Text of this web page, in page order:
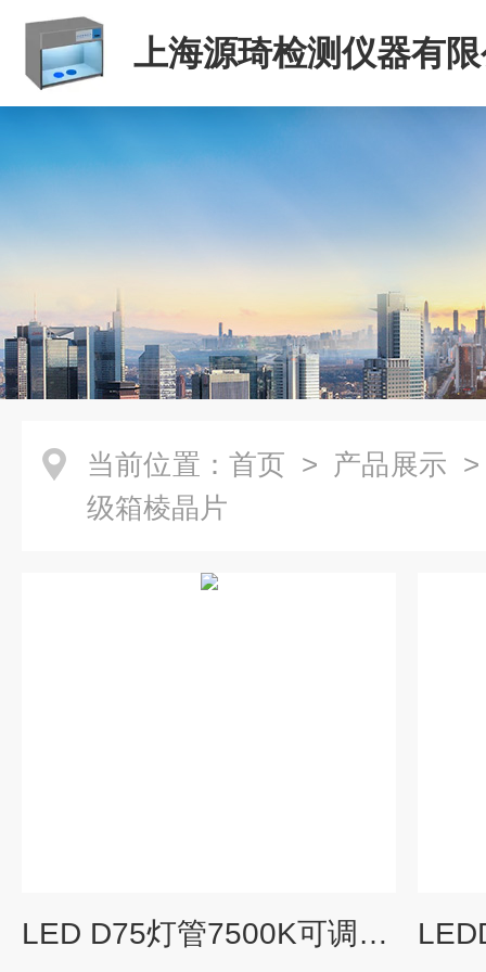
上海源琦检测仪器有
当前位置： 首页 > 产品展示
级箱棱晶片
LED D75灯管7500K可调照度棉花分级灯管灯具